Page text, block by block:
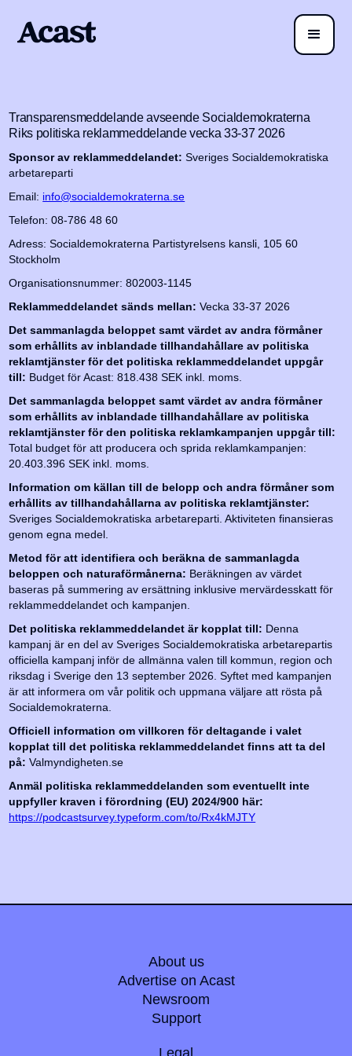
Transparensmeddelande avseende Socialdemokraterna
Riks politiska reklammeddelande vecka 33-37 2026
Sponsor av reklammeddelandet: Sveriges Socialdemokratiska
arbetareparti
Email: info@socialdemokraterna.se
Telefon: 08-786 48 60
Adress: Socialdemokraterna Partistyrelsens kansli, 105 60
Stockholm
Organisationsnummer: 802003-1145
Reklammeddelandet sänds mellan:Vecka 33-37 2026
Det sammanlagda beloppet samt värdet av andra förmåner
som erhållits av inblandade tillhandahållare av politiska
reklamtjänster för det politiska reklammeddelandet uppgår
till: Budget för Acast: 818.438 SEK inkl. moms.
Det sammanlagda beloppet samt värdet av andra förmåner
som erhållits av inblandade tillhandahållare av politiska
reklamtjänster för den politiska reklamkampanjen uppgår till:
Total budget för att producera och sprida reklamkampanjen:
20.403.396 SEK inkl. moms.
Information om källan till de belopp och andra förmåner som
erhållits av tillhandahållarna av politiska reklamtjänster:
Sveriges Socialdemokratiska arbetareparti. Aktiviteten finansieras
genom egna medel.
Metod för att identifiera och beräkna de sammanlagda
beloppen och naturaförmånerna: Beräkningen av värdet
baseras på summering av ersättning inklusive mervärdesskatt för
reklammeddelandet och kampanjen.
Det politiska reklammeddelandet är kopplat till: Denna
kampanj är en del av Sveriges Socialdemokratiska arbetarepartis
officiella kampanj inför de allmänna valen till kommun, region och
riksdag i Sverige den 13 september 2026. Syftet med kampanjen
är att informera om vår politik och uppmana väljare att rösta på
Socialdemokraterna.
Officiell information om villkoren för deltagande i valet
kopplat till det politiska reklammeddelandet finns att ta del
på: Valmyndigheten.se
Anmäl politiska reklammeddelanden som eventuellt inte
uppfyller kraven i förordning (EU) 2024/900 här:
https://podcastsurvey.typeform.com/to/Rx4kMJTY
About us
Advertise on Acast
Newsroom
Support
Legal